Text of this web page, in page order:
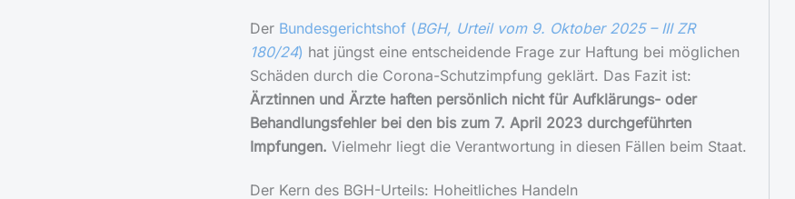
Der Bundesgerichtshof (BGH, Urteil vom 9. Oktober 2025 – III ZR
180/24) hat jüngst eine entscheidende Frage zur Haftung bei möglichen
Schäden durch die Corona-Schutzimpfung geklärt. Das Fazit ist:
Ärztinnen und Ärzte haften persönlich nicht für Aufklärungs- oder
Behandlungsfehler bei den bis zum 7. April 2023 durchgeführten
Impfungen. Vielmehr liegt die Verantwortung in diesen Fällen beim Staat.
Der Kern des BGH-Urteils: Hoheitliches Handeln